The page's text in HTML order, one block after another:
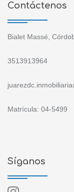
Contáctenos
Bialet Massé,
3513913964
Matrícula: 04-5499
Síganos